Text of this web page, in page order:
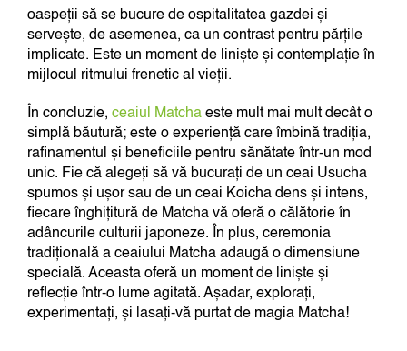
oaspeții să se bucure de ospitalitatea gazdei și
servește, de asemenea, ca un contrast pentru părțile
implicate. Este un moment de liniște și contemplație în
mijlocul ritmului frenetic al vieții.
În concluzie, ceaiul Matchaeste mult mai mult decât o
simplă băutură; este o experiență care îmbină tradiția,
rafinamentul și beneficiile pentru sănătate într-un mod
unic. Fie că alegeți să vă bucurați de un ceai Usucha
spumos și ușor sau de un ceai Koicha dens și intens,
fiecare înghițitură de Matcha vă oferă o călătorie în
adâncurile culturii japoneze. În plus, ceremonia
tradițională a ceaiului Matcha adaugă o dimensiune
specială. Aceasta oferă un moment de liniște și
reflecție într-o lume agitată. Așadar, explorați,
experimentați, și lasați-vă purtat de magia Matcha!